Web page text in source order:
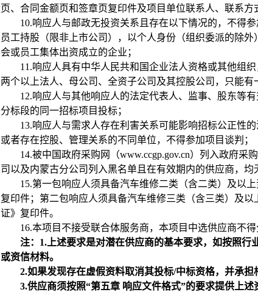
页、合同金额页和签章页复印件及项目单位联系人、联系方
10.响应人与邮政无投资关系且存在以下情况的，不得
员工持股（限非上市公司），以个人身份（组织委派的除
会或员工集体出资成立的企业；
11.响应人具有中华人民共和国企业法人资格或其他组
两个以上法人、母公司、全资子公司及其控股公司，只能有
12.响应人与其他响应人的法定代表人、监事、股东等
分标段的同一招标项目投标；
13.响应人与需求人存在利害关系可能影响招标公正性
或者存在控股、管理关系的不同单位，不得参加项目谈判；
14.被中国政府采购网（www.ccgp.gov.cn）列入政府
司以及内蒙古分公司列入黑名单且在有效期内的供应商，均
15.第一包响应人须具备汽车维修二类（含二类）及以
复印件；第二包响应人须具备汽车维修三类（含三类）及
证》复印件。
16.本项目不接受联合体服务商，本项目中选供应商不得
注：1.上述要求是对潜在供应商的基本要求，如按照
或资信材料。
2.如果发现存在虚假资料取消其投标/中标资格，并承
3.供应商须按照“第五章 响应文件格式”的要求提供上